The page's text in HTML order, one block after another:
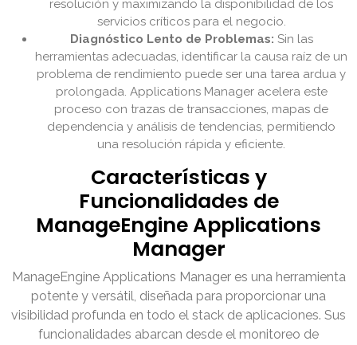
resolución y maximizando la disponibilidad de los
servicios críticos para el negocio.
Diagnóstico Lento de Problemas: Sin las
herramientas adecuadas, identificar la causa raíz de un
problema de rendimiento puede ser una tarea ardua y
prolongada. Applications Manager acelera este
proceso con trazas de transacciones, mapas de
dependencia y análisis de tendencias, permitiendo
una resolución rápida y eficiente.
Características y
Funcionalidades de
ManageEngine Applications
Manager
ManageEngine Applications Manager es una herramienta
potente y versátil, diseñada para proporcionar una
visibilidad profunda en todo el stack de aplicaciones. Sus
funcionalidades abarcan desde el monitoreo de